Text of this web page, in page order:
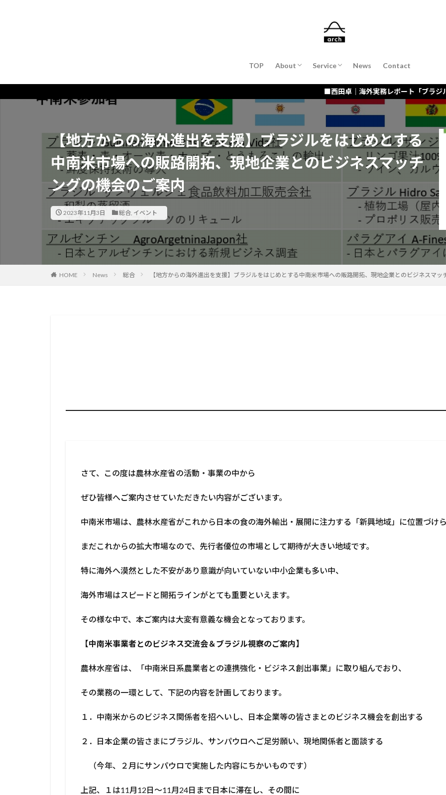
TOP About
About Suguru Nishida（COO）
Service
会計・財務支援
会社設立支援
経営コンサルティング／経営者コーチン
海外進出・販路開拓支援
IT・DX化支援 / AI活用
News Contact
■西田卓｜海外実務レポート「ブラジル・リオデジャ
【地方からの海外進出を支援】ブラジルをはじめとする
中南米市場への販路開拓、現地企業とのビジネスマッチ
ングの機会のご案内
2023年11月3日 総合, イベント
HOME News 総合 【地方からの海外進出を支援】ブラジルをはじめとする中南米市場への販路開拓、現地企業とのビジネスマッ
さて、この度は農林水産省の活動・事業の中から
ぜひ皆様へご案内させていただきたい内容がございます。
中南米市場は、農林水産省がこれから日本の食の海外輸出・展開に注力する「新興地域」に位置づけ
まだこれからの拡大市場なので、先行者優位の市場として期待が大きい地域です。
特に海外へ漠然とした不安があり意識が向いていない中小企業も多い中、
海外市場はスピードと開拓ラインがとても重要といえます。
その様な中で、本ご案内は大変有意義な機会となっております。
【中南米事業者とのビジネス交流会＆ブラジル視察のご案内】
農林水産省は、「中南米日系農業者との連携強化・ビジネス創出事業」に取り組んでおり、
その業務の一環として、下記の内容を計画しております。
１．中南米からのビジネス関係者を招へいし、日本企業等の皆さまとのビジネス機会を創出する
２．日本企業の皆さまにブラジル、サンパウロへご足労願い、現地関係者と面談する
（今年、２月にサンパウロで実施した内容にちかいものです）
上記、１は11月12日～11月24日まで日本に滞在し、その間に